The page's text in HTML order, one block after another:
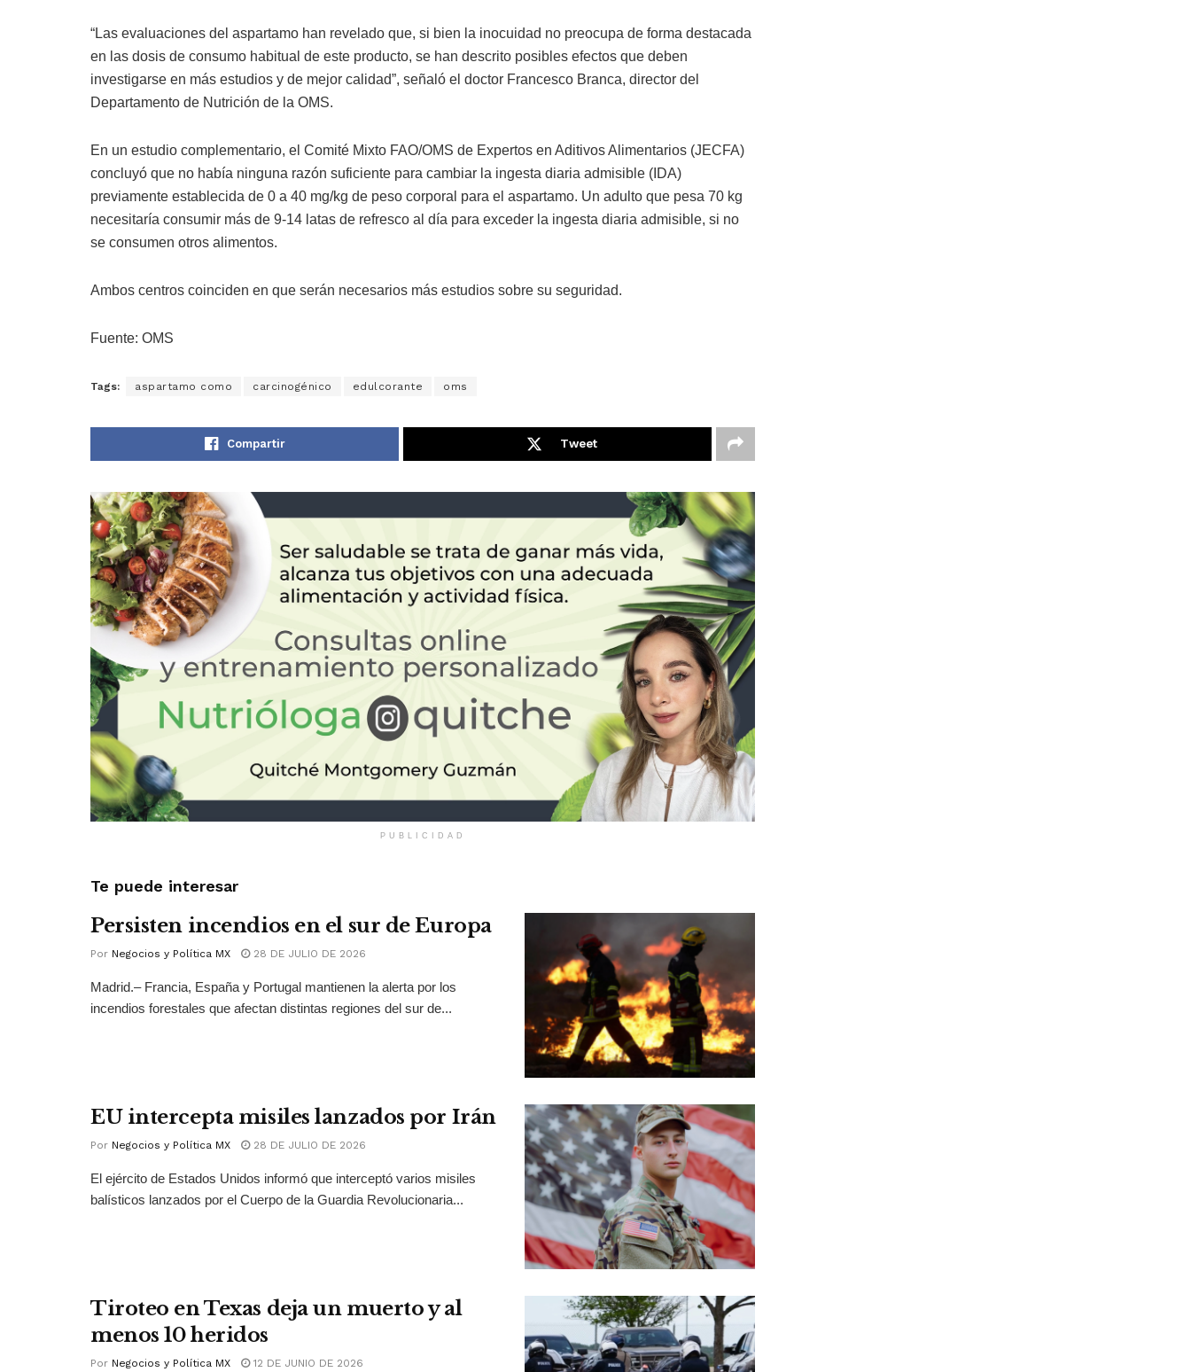
“Las evaluaciones del aspartamo han revelado que, si bien la inocuidad no preocupa de forma destacada
en las dosis de consumo habitual de este producto, se han descrito posibles efectos que deben
investigarse en más estudios y de mejor calidad”, señaló el doctor Francesco Branca, director del
Departamento de Nutrición de la OMS.
En un estudio complementario, el Comité Mixto FAO/OMS de Expertos en Aditivos Alimentarios (JECFA)
concluyó que no había ninguna razón suficiente para cambiar la ingesta diaria admisible (IDA)
previamente establecida de 0 a 40 mg/kg de peso corporal para el aspartamo. Un adulto que pesa 70 kg
necesitaría consumir más de 9-14 latas de refresco al día para exceder la ingesta diaria admisible, si no
se consumen otros alimentos.
Ambos centros coinciden en que serán necesarios más estudios sobre su seguridad.
Fuente: OMS
Tags: aspartamo como carcinogénico edulcorante oms
Compartir Tweet
PUBLICIDAD
Te puede interesar
Persisten incendios en el sur de Europa
Por Negocios y Política MX 28 DE JULIO DE 2026
Madrid.– Francia, España y Portugal mantienen la alerta por los
incendios forestales que afectan distintas regiones del sur de...
EU intercepta misiles lanzados por Irán
Por Negocios y Política MX 28 DE JULIO DE 2026
El ejército de Estados Unidos informó que interceptó varios misiles
balísticos lanzados por el Cuerpo de la Guardia Revolucionaria...
Tiroteo en Texas deja un muerto y al
menos 10 heridos
Por Negocios y Política MX 12 DE JUNIO DE 2026